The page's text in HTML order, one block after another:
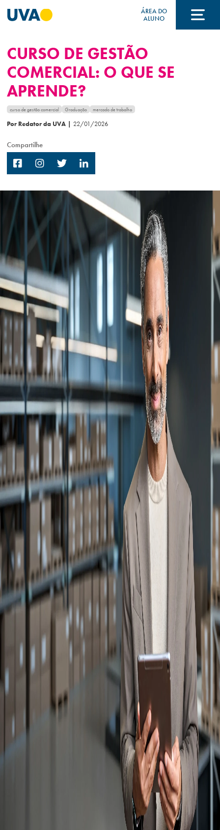
ÁREA DO
ALUNO
A UVA
CURSOS
FORMAS DE INGRESSO
FINANCIAMENTO E BOLSAS
Acontece na UVA
Campi/Unidades
Atendimento (21) 2574 8888
Conclua sua Matrícula
INSCREVA-SE SOLICITE INFORMAÇÕES
ÁREA DO ALUNO LOGIN
CURSO DE GESTÃO
COMERCIAL: O QUE SE
APRENDE?
curso de gestão comercial Graduação mercado de trabalho
Por Redator da UVA | 22/01/2026
Compartilhe